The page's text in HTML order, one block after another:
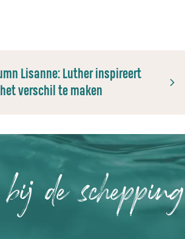
Lisanne: Luther inspireert
verschil te maken
de schepping